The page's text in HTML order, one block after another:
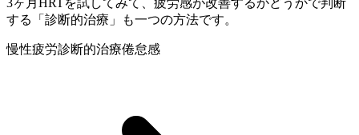
する「診断的治療」も一つの方法です。
慢性疲労診断的治療倦怠感